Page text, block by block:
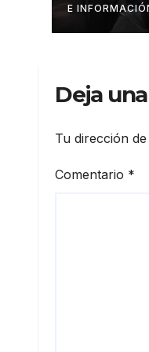
estado
E
Deja
Tu dirección
Comentario *